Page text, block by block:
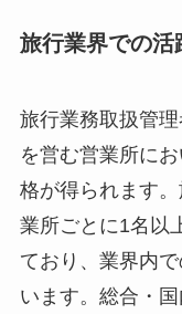
旅行業界での活
旅行業務取扱管
を営む営業所に
格が得られます
業所ごとに1名以
ており、業界内
います。総合・